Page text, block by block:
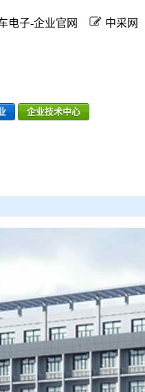
电子-企业官网
中采网
企业技术中心